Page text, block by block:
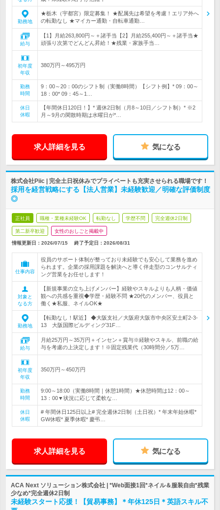
勤務地
★栃木（宇都宮）限定募集！ ★配属先は希望を考慮！エリア外へ
の転勤なし ★マイカー通勤・自転車通勤…
給与
【1】月給263,800円～＋諸手当【2】月給255,400円～＋諸手当★
頑張り次第でどんどん昇給！★残業・家族手当…
初年度
年収
380万円～495万円
勤務
時間
9：00～20：00のシフト制（実働8時間）【シフト例】* 09：00～
18：00* 09：45～1…
休日
休暇
【年間休日120日！】* 週休2日制（月8～10日／シフト制）* ※2
月～9月の閑散時期は水曜日が*…
求人詳細を見る 気になる
株式会社Piic | 完全土日祝休みでプライベートも充実させられる職場です！
採用を経営戦略にする【法人営業】未経験歓迎／明確な評価制度
◎
正社員 職種・業種未経験OK 転勤なし 学歴不問 完全週休2日制
第二新卒歓迎 女性のおしごと掲載中
情報更新日：2026/07/15 終了予定日： 2026/08/31
仕事内容
役員のサポート体制が整っており未経験でも安心して業務を進め
られます。企業の採用課題を解決へと導く伴走型のコンサルティ
ング営業をお任せします！
対象と
なる方
【新規事業の立ち上げメンバー】経験やスキルよりも人柄・価値
観への共感を重視◆学歴・経験不問 ★20代のメンバー、役員と
働く★私服、ネイルOK★
勤務地
【転勤なし！駅近】 ◆大阪支社／大阪府大阪市中央区安土町2-3-
13 大阪国際ビルディング31F…
給与
月給25万円～35万円＋インセン＋賞与※経験やスキル、前職の給
与を考慮の上決定します！※固定残業代（30時間分／5万…
初年度
年収
350万円～450万円
勤務
時間
9:00～18:00（実働8時間｜休憩1時間）★休憩時間は12：00～
13：00▼状況に応じて柔軟な…
休日
休暇
# 年間休日125日以上# 完全週休2日制（土日祝）* 年末年始休暇*
GW休暇* 夏季休暇* 慶弔…
求人詳細を見る 気になる
ACA Next ソリューション株式会社 | *Web面接1回*ネイル＆服装自由*残業
少なめ*完全週休2日制
未経験スタート応援！【貿易事務】＊年休125日＊英語スキル不